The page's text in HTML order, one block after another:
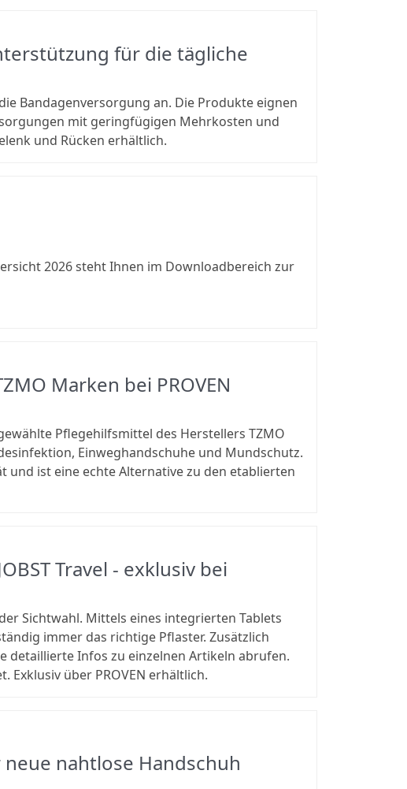
für die tägliche
Bandagenversorgung an. Die Produkte eignen
mit geringfügigen Mehrkosten und
und Rücken erhältlich.
2026 steht Ihnen im Downloadbereich zur
Marken bei PROVEN
Pflegehilfsmittel des Herstellers TZMO
Einweghandschuhe und Mundschutz.
ist eine echte Alternative zu den etablierten
Travel - exklusiv bei
Sichtwahl. Mittels eines integrierten Tablets
immer das richtige Pflaster. Zusätzlich
detaillierte Infos zu einzelnen Artikeln abrufen.
Exklusiv über PROVEN erhältlich.
nahtlose Handschuh